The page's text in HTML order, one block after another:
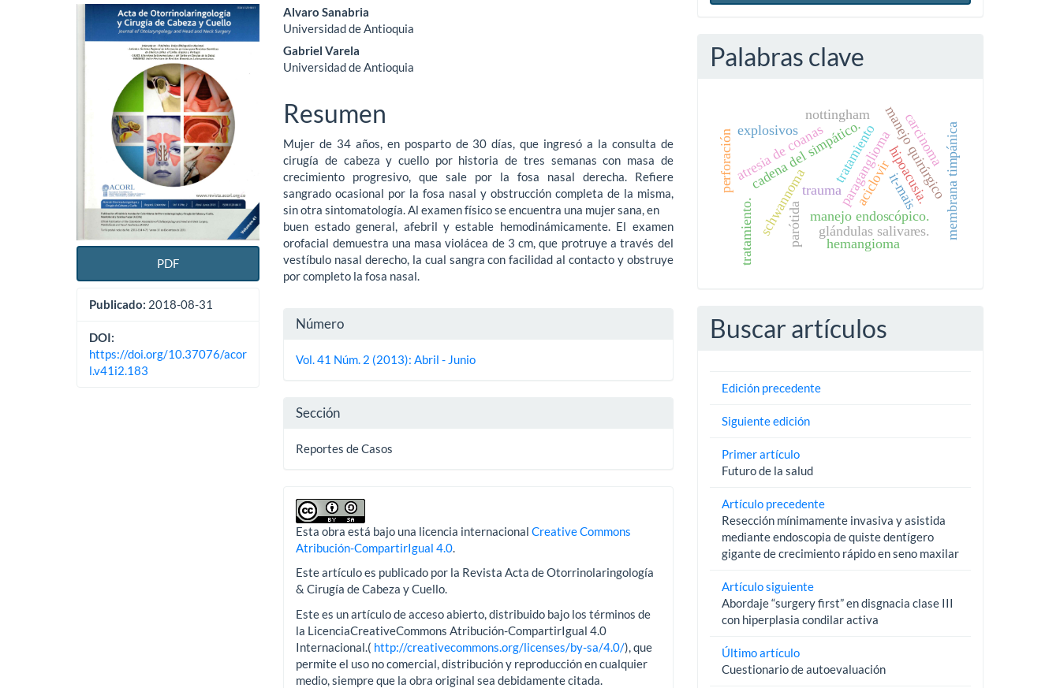
Barra
lateral
artículo
PDF
Publicado: 2018-08-31
DOI:
https://doi.org/10.37076/acor
l.v41i2.183
Contenido
principal
del
artículo
Alvaro Sanabria
Universidad de Antioquia
Gabriel Varela
Universidad de Antioquia
Resumen
Mujer de 34 años, en posparto de 30 días, que ingresó a la consulta de
cirugía de cabeza y cuello por historia de tres semanas con masa de
crecimiento progresivo, que sale por la fosa nasal derecha. Refiere
sangrado ocasional por la fosa nasal y obstrucción completa de la misma,
sin otra sintomatología. Al examen físico se encuentra una mujer sana, en
buen estado general, afebril y estable hemodinámicamente. El examen
orofacial demuestra una masa violácea de 3 cm, que protruye a través del
vestíbulo nasal derecho, la cual sangra con facilidad al contacto y obstruye
por completo la fosa nasal.
Detalles
del
Número
Vol. 41 Núm. 2 (2013): Abril - Junio
Sección
Reportes de Casos
Esta obra está bajo una licencia internacionalCreative Commons
Atribución-CompartirIgual 4.0
Este artículo es publicado por la Revista Acta de Otorrinolaringología
& Cirugía de Cabeza y Cuello.
Este es un artículo de acceso abierto, distribuido bajo los términos de
la LicenciaCreativeCommons Atribución-CompartirIgual 4.0
Internacional.( http://creativecommons.org/licenses/by-sa/4.0/), que
permite el uso no comercial, distribución y reproducción en cualquier
medio, siempre que la obra original sea debidamente citada.
Palabras clave
schwannoma paraganglioma
cadena del simpático.
atresia de coanas manejo quirúrgico
manejo endoscópico.
perforación membrana timpánica
trauma
explosivos
hipoacusia.
tratamiento
aciclovir
carcinoma
parótida
glándulas salivares.
hemangioma
tratamiento.
it-mais
nottingham
Buscar artículos
Edición precedente
Siguiente edición
Primer artículo
Futuro de la salud
Artículo precedente
Resección mínimamente invasiva y asistida
mediante endoscopia de quiste dentígero
gigante de crecimiento rápido en seno maxilar
Artículo siguiente
Abordaje “surgery first” en disgnacia clase III
con hiperplasia condilar activa
Último artículo
Cuestionario de autoevaluación